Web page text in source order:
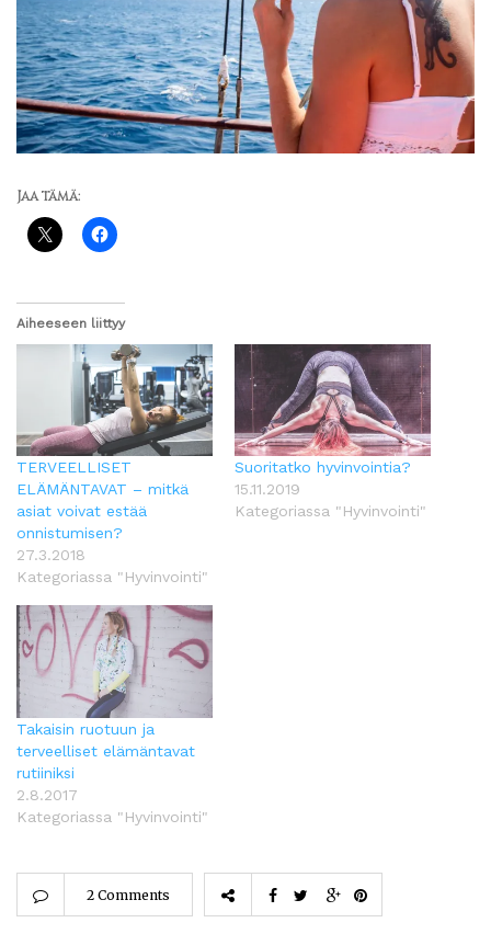
Jaa tämä:
Aiheeseen liittyy
TERVEELLISET
ELÄMÄNTAVAT – mitkä
asiat voivat estää
onnistumisen?
27.3.2018
Kategoriassa "Hyvinvointi"
Suoritatko hyvinvointia?
15.11.2019
Kategoriassa "Hyvinvointi"
Takaisin ruotuun ja
terveelliset elämäntavat
rutiiniksi
2.8.2017
Kategoriassa "Hyvinvointi"
2 Comments